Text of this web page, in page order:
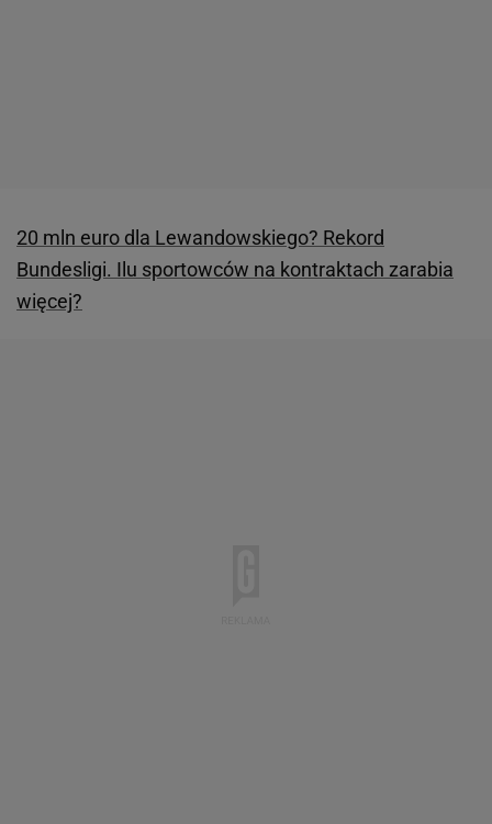
20 mln euro dla Lewandowskiego? Rekord
Bundesligi. Ilu sportowców na kontraktach zarabia
więcej?